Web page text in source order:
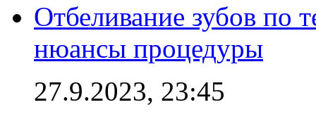
Отбеливание зубов по
нюансы процедуры
27.9.2023, 23:45